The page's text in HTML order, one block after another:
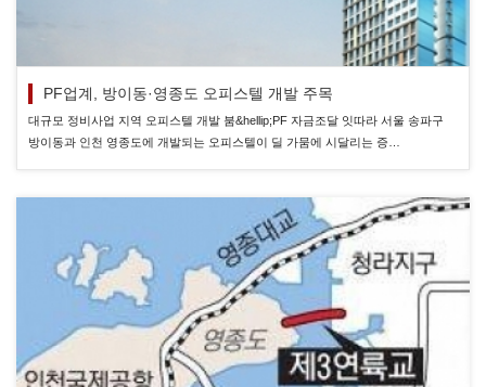
PF업계, 방이동·영종도 오피스텔 개발 주목
대규모 정비사업 지역 오피스텔 개발 붐&hellip;PF 자금조달 잇따라 서울 송파구
방이동과 인천 영종도에 개발되는 오피스텔이 딜 가뭄에 시달리는 증…